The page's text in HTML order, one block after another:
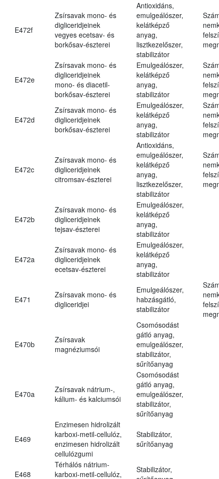
E472f
Zsírsavak mono- és
digliceridjeinek
vegyes ecetsav- és
borkősav-észterei
Antioxidáns,
emulgeálószer,
kelátképző
anyag,
lisztkezelőszer,
stabilizátor
E472e
Zsírsavak mono- és
digliceridjeinek
mono- és diacetil-
borkősav-észterei
Emulgeálószer,
kelátképző
anyag,
stabilizátor
E472d
Zsírsavak mono- és
digliceridjeinek
borkősav-észterei
Emulgeálószer,
kelátképző
anyag,
stabilizátor
E472c
Zsírsavak mono- és
digliceridjeinek
citromsav-észterei
Antioxidáns,
emulgeálószer,
kelátképző
anyag,
lisztkezelőszer,
stabilizátor
E472b
Zsírsavak mono- és
digliceridjeinek
tejsav-észterei
Emulgeálószer,
kelátképző
anyag,
stabilizátor
E472a
Zsírsavak mono- és
digliceridjeinek
ecetsav-észterei
Emulgeálószer,
kelátképző
anyag,
stabilizátor
E471
Zsírsavak mono- és
digliceridjei
Emulgeálószer,
habzásgátló,
stabilizátor
E470b
Zsírsavak
magnéziumsói
Csomósodást
gátló anyag,
emulgeálószer,
stabilizátor,
sűrítőanyag
E470a
Zsírsavak nátrium-,
kálium- és kalciumsói
Csomósodást
gátló anyag,
emulgeálószer,
stabilizátor,
sűrítőanyag
E469
Enzimesen hidrolizált
karboxi-metil-cellulóz,
enzimesen hidrolizált
cellulózgumi
Stabilizátor,
sűrítőanyag
E468
Térhálós nátrium-
karboxi-metil-cellulóz,
Stabilizátor,